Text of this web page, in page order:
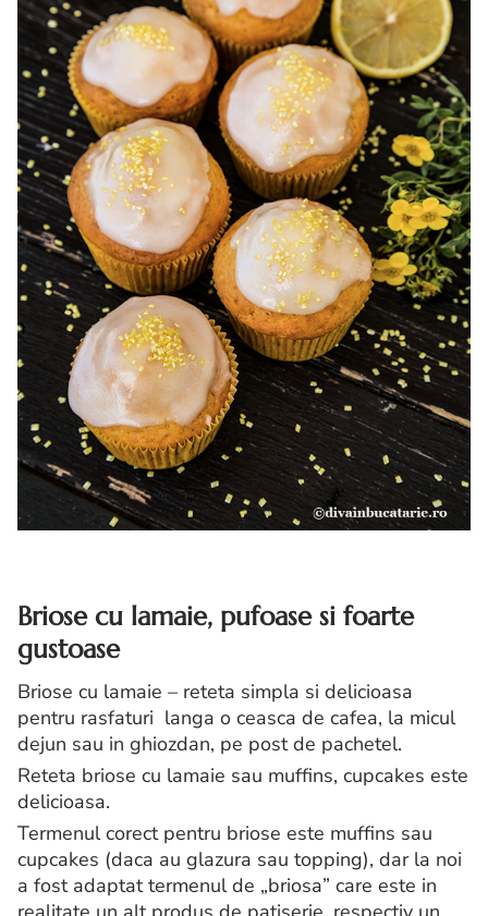
Briose cu lamaie, pufoase si foarte
gustoase
Briose cu lamaie – reteta simpla si delicioasa
pentru rasfaturi langa o ceasca de cafea, la micul
dejun sau in ghiozdan, pe post de pachetel.
Reteta briose cu lamaie sau muffins, cupcakes este
delicioasa.
Termenul corect pentru briose este muffins sau
cupcakes (daca au glazura sau topping), dar la noi
a fost adaptat termenul de „briosa” care este in